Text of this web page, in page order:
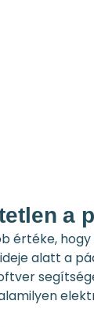
a
értéke,
alatt a